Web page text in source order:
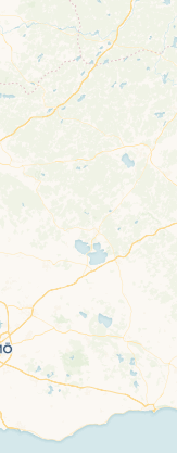
If you see this after your page